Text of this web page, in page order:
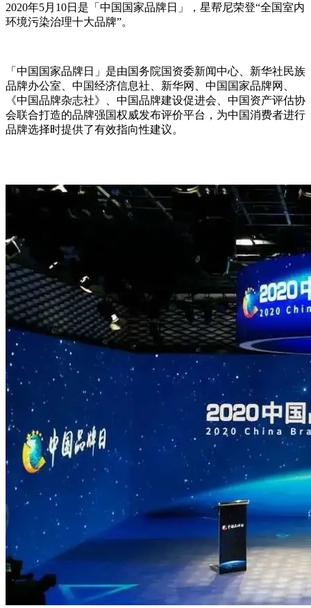
2020年5月10日是「中国国家品牌日」，星帮尼荣登“全国室内
环境污染治理十大品牌”。
「中国国家品牌日」是由国务院国资委新闻中心、新华社民族
品牌办公室、中国经济信息社、新华网、中国国家品牌网、
《中国品牌杂志社》、中国品牌建设促进会、中国资产评估协
会联合打造的品牌强国权威发布评价平台，为中国消费者进行
品牌选择时提供了有效指向性建议。